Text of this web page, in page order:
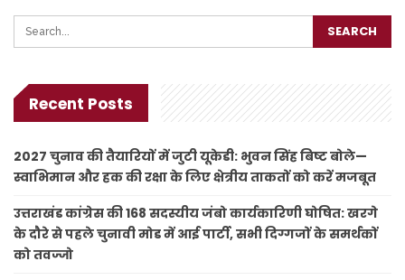
Recent Posts
2027 चुनाव की तैयारियों में जुटी यूकेडी: भुवन सिंह बिष्ट बोले—
स्वाभिमान और हक की रक्षा के लिए क्षेत्रीय ताकतों को करें मजबूत
उत्तराखंड कांग्रेस की 168 सदस्यीय जंबो कार्यकारिणी घोषित: खरगे
के दौरे से पहले चुनावी मोड में आई पार्टी, सभी दिग्गजों के समर्थकों
को तवज्जो